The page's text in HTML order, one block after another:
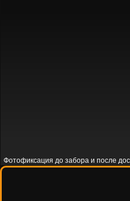
Фотофиксация до забора и после